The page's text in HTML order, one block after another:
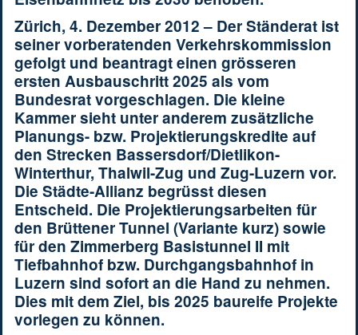
Zürich, 4. Dezember 2012 – Der Ständerat ist
seiner vorberatenden Verkehrskommission
gefolgt und beantragt einen grösseren
ersten Ausbauschritt 2025 als vom
Bundesrat vorgeschlagen. Die kleine
Kammer sieht unter anderem zusätzliche
Planungs- bzw. Projektierungskredite auf
den Strecken Bassersdorf/Dietlikon-
Winterthur, Thalwil-Zug und Zug-Luzern vor.
Die Städte-Allianz begrüsst diesen
Entscheid. Die Projektierungsarbeiten für
den Brüttener Tunnel (Variante kurz) sowie
für den Zimmerberg Basistunnel II mit
Tiefbahnhof bzw. Durchgangsbahnhof in
Luzern sind sofort an die Hand zu nehmen.
Dies mit dem Ziel, bis 2025 baureife Projekte
vorlegen zu können.